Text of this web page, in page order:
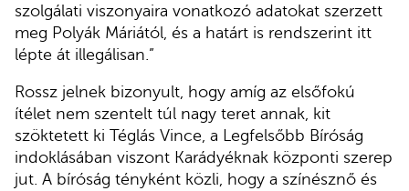
szolgálati viszonyaira vonatkozó adatokat szerzett
meg Polyák Máriától, és a határt is rendszerint itt
lépte át illegálisan.”
Rossz jelnek bizonyult, hogy amíg az elsőfokú
ítélet nem szentelt túl nagy teret annak, kit
szöktetett ki Téglás Vince, a Legfelsőbb Bíróság
indoklásában viszont Karádyéknak központi szerep
jut. A bíróság tényként közli, hogy a színésznő és